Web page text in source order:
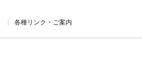
各種リンク・ご案内